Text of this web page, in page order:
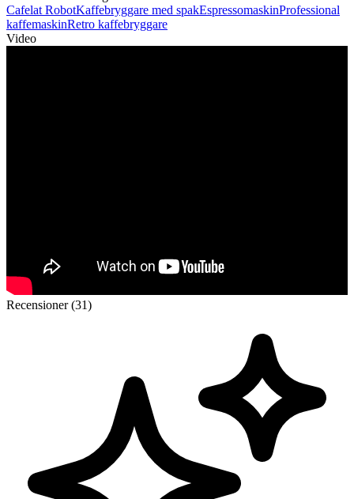
Cafelat RobotKaffebryggare med spakEspressomaskinProfessional
kaffemaskinRetro kaffebryggare
Video
Recensioner (31)